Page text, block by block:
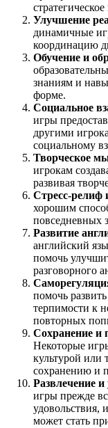
Улучшение
динамичные
координацию
Обучение и
знаниям и
форме.
Социальное
игры
другими
социальному
Творческое
игрокам
развивая
Стресс-релиф
хорошим
повседневных
Развитие
английский
помочь
разговорного
помочь
терпимости к
повторных
Сохранение и
Некоторые
культурой или
сохранению и
Развлечение и
игры прежде
удовольствия,
может стать